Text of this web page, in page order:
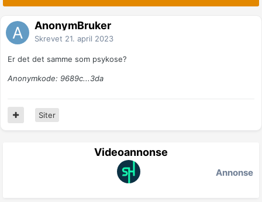
AnonymBruker
Skrevet 21. april 2023
Er det det samme som psykose?
Anonymkode: 9689c...3da
Siter
Videoannonse
Annonse